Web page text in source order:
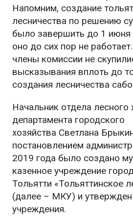
Напомним, создание
лесничества по решению
было завершить до 1 июня
оно до сих пор не
члены комиссии не
высказывания вплоть до
создания лесничества
Начальник отдела лесного
департамента городского
хозяйства Светлана
постановлением
2019 года было создано
казенное учреждение
Тольятти «Тольяттинское
(далее – МКУ) и утвержден
учреждения.